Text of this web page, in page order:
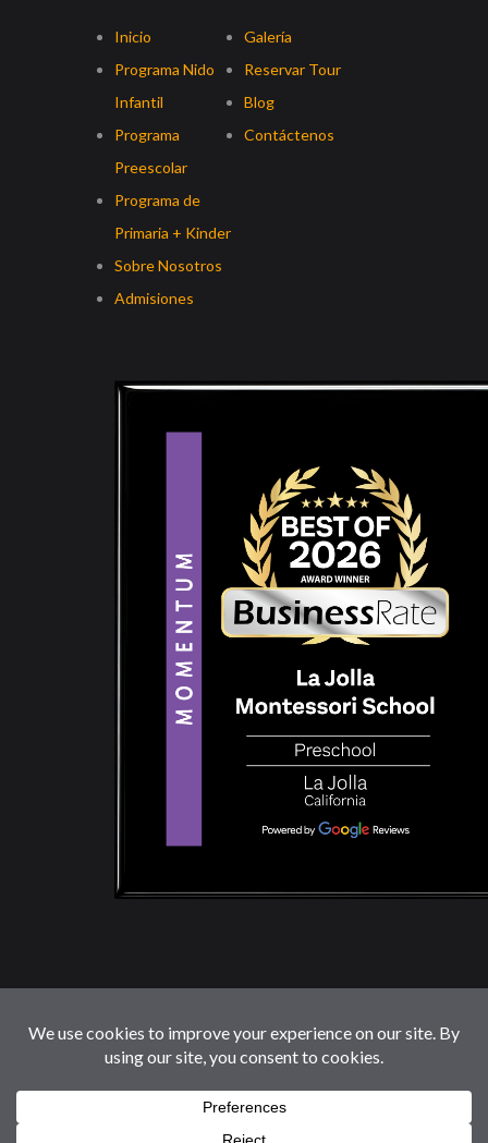
Inicio
Programa Nido
Infantil
Programa
Preescolar
Programa de
Primaria + Kinder
Sobre Nosotros
Admisiones
Galería
Reservar Tour
Blog
Contáctenos
© 2026 LaJollaMontessoriSchool.com. Reservados
Todos Los Derechos.